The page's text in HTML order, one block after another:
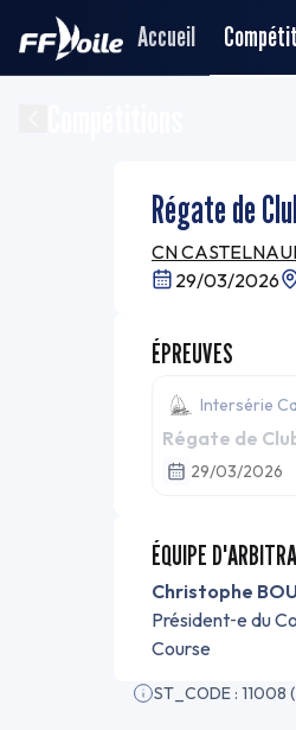
Accueil
Régate de
CN
29/03/2026
ÉPREUVES
Intersérie
Régate de
29/03/2026
ÉQUIPE
Christophe
Président‑e du
Course
ST_CODE : 11008